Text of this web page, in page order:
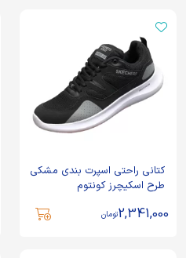
کتانی راحتی اسپرت بندی مشکی
طرح اسکیچرز کونتوم
2,341,000تومان